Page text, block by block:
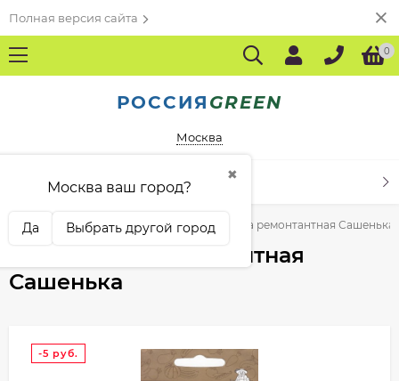
Полная версия сайта
0
РОССИЯ GREEN
Москва
✖
Москва ваш город?
Да Выбрать другой город
КАТАЛОГ ТОВАРОВ
культур Земляника Земляника ремонтантная Сашенька
Земляника ремонтантная
Сашенька
-5 руб.